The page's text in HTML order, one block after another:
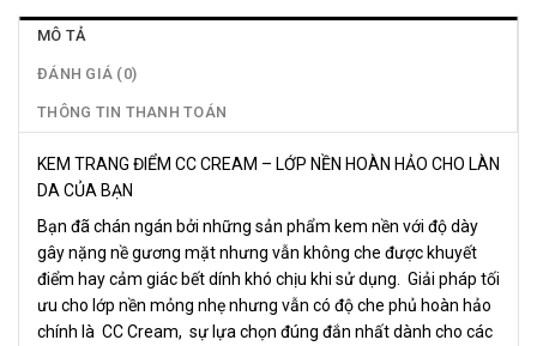
MÔ TẢ
ĐÁNH GIÁ (0)
THÔNG TIN THANH TOÁN
KEM TRANG ĐIỂM CC CREAM – LỚP NỀN HOÀN HẢO CHO LÀN
DA CỦA BẠN
Bạn đã chán ngán bởi những sản phẩm kem nền với độ dày
gây nặng nề gương mặt nhưng vẫn không che được khuyết
điểm hay cảm giác bết dính khó chịu khi sử dụng. Giải pháp tối
ưu cho lớp nền mỏng nhẹ nhưng vẫn có độ che phủ hoàn hảo
chính là CC Cream, sự lựa chọn đúng đắn nhất dành cho các